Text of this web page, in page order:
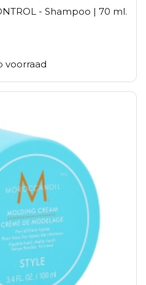
- Shampoo | 70 ml.
voorraad